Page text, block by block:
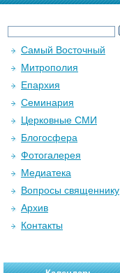
Самый Восточный
Митрополия
Епархия
Семинария
Церковные СМИ
Блогосфера
Фотогалерея
Медиатека
Вопросы священнику
Архив
Контакты